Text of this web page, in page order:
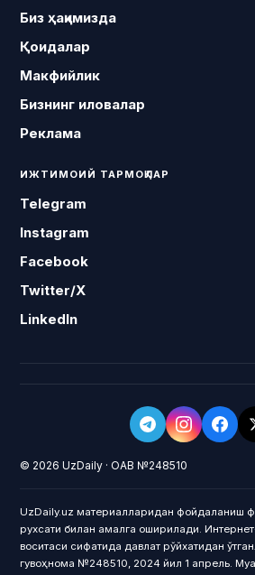
Биз ҳақимизда
Қоидалар
Макфийлик
Бизнинг иловалар
Реклама
ИЖТИМОИЙ ТАРМОҚЛАР
Telegram
Instagram
Facebook
Twitter/X
LinkedIn
© 2026 UzDaily · ОАВ №248510
UzDaily.uz материалларидан фойдаланиш
рухсати билан амалга оширилади.
воситаси сифатида давлат рўйхатидан
гувоҳнома №248510, 2024 йил 1 апрель.